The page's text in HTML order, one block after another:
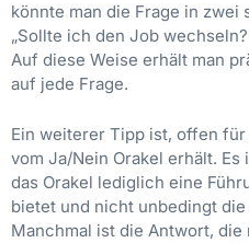
könnte man die Frage in zwei
„Sollte ich den Job
Auf diese Weise erhält man
auf jede Frage.
Ein weiterer Tipp ist, offen
vom Ja/Nein Orakel erhält.
das Orakel lediglich eine
bietet und nicht unbedingt
Manchmal ist die Antwort, die